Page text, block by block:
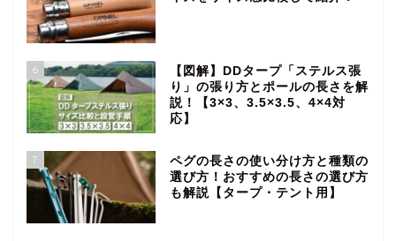
6
【図解】DDタープ「ステルス張
り」の張り方とポールの長さを解
説！【3×3、3.5×3.5、4×4対
応】
7
ペグの長さの使い分け方と種類の
選び方！おすすめの長さの選び方
も解説【タープ・テント用】